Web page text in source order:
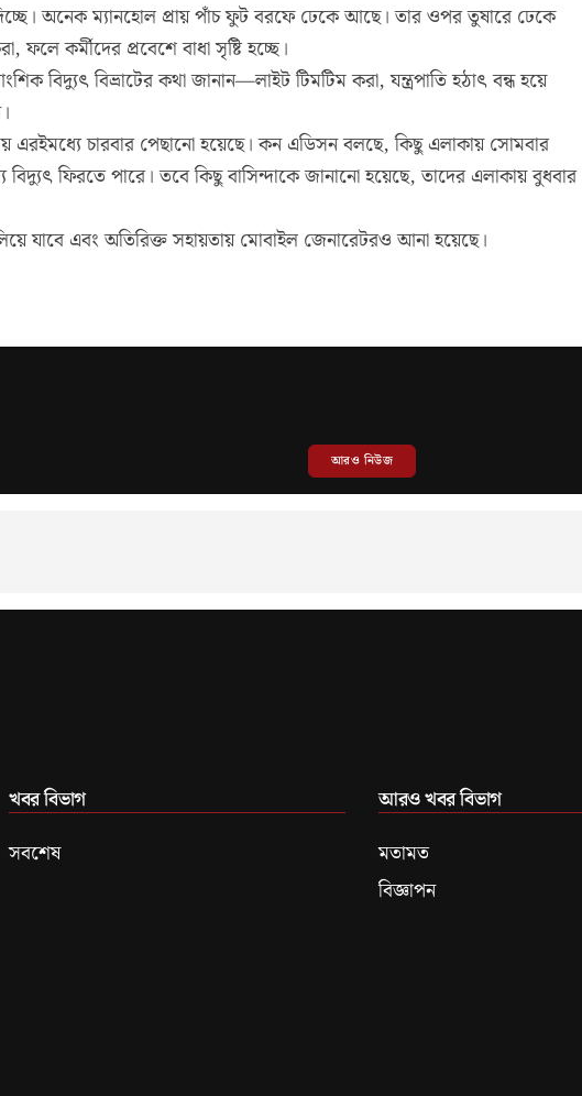
অনেক ম্যানহোল প্রায় পাঁচ ফুট বরফে ঢেকে আছে। তার ওপর তুষারে ঢেকে
কর্মীদের প্রবেশে বাধা সৃষ্টি হচ্ছে।
বিদ্যুৎ বিভ্রাটের কথা জানান—লাইট টিমটিম করা, যন্ত্রপাতি হঠাৎ বন্ধ হয়ে
এরইমধ্যে চারবার পেছানো হয়েছে। কন এডিসন বলছে, কিছু এলাকায় সোমবার
ফিরতে পারে। তবে কিছু বাসিন্দাকে জানানো হয়েছে, তাদের এলাকায় বুধবার
যাবে এবং অতিরিক্ত সহায়তায় মোবাইল জেনারেটরও আনা হয়েছে।
আরও নিউজ
খবর বিভাগ
সবশেষ
আরও খবর বিভাগ
মতামত
বিজ্ঞাপন